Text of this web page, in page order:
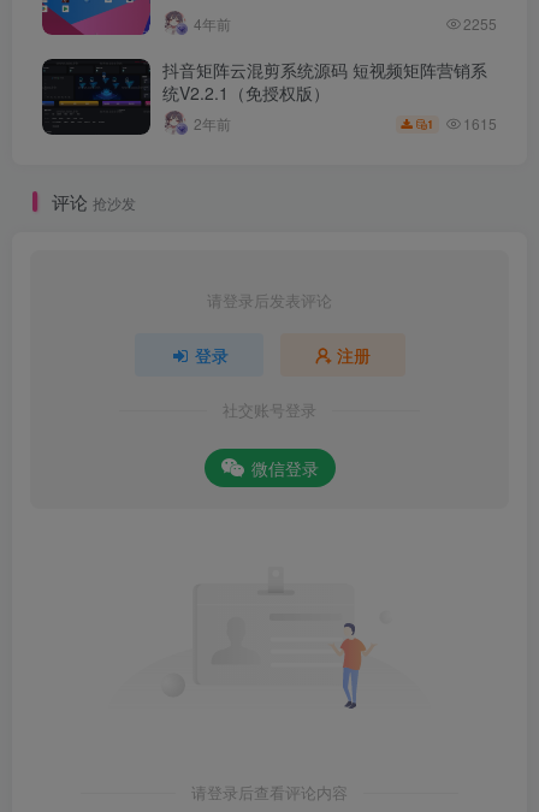
4年前 2255
抖音矩阵云混剪系统源码 短视频矩阵营销系
统V2.2.1（免授权版）
2年前 1 1615
评论 抢沙发
请登录后发表评论
登录 注册
社交账号登录
微信登录
请登录后查看评论内容